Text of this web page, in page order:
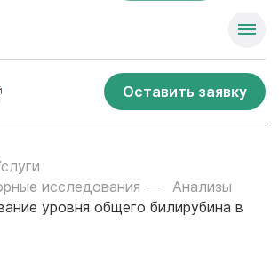
Оставить заявку
исследования
Анализы
уровня общего билирубина в